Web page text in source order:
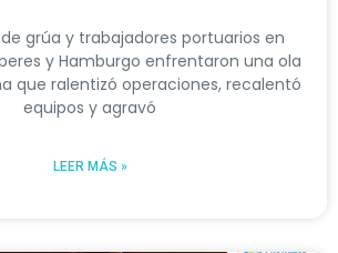
grúa y trabajadores portuarios en
y Hamburgo enfrentaron una ola
que ralentizó operaciones, recalentó
equipos y agravó
LEER MÁS »